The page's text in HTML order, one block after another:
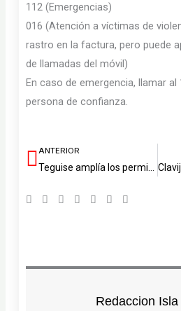
112 (Emergencias)
016 (Atención a víctimas de
rastro en la factura, pero puede
de llamadas del móvil)
En caso de emergencia, llamar
persona de confianza.
Ant
ANTERIOR
Redaccion Isla